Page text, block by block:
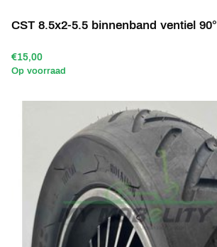
CST 8.5x2-5.5 binnenband ventiel 90°
€15,00
Op voorraad